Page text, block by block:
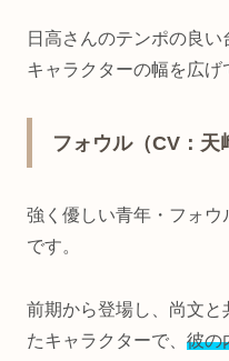
日高さんのテンポの良
キャラクターの幅を広げ
フォウル（CV：天
強く優しい青年・フォウ
です。
前期から登場し、尚文と
たキャラクターで、 彼の